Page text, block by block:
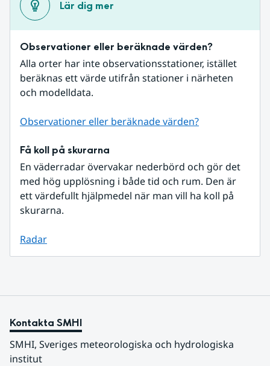
Lär dig mer
Observationer eller beräknade värden?
Alla orter har inte observationsstationer, istället
beräknas ett värde utifrån stationer i närheten
och modelldata.
Observationer eller beräknade värden?
Få koll på skurarna
En väderradar övervakar nederbörd och gör det
med hög upplösning i både tid och rum. Den är
ett värdefullt hjälpmedel när man vill ha koll på
skurarna.
Radar
Kontakta SMHI
SMHI, Sveriges meteorologiska och hydrologiska
institut